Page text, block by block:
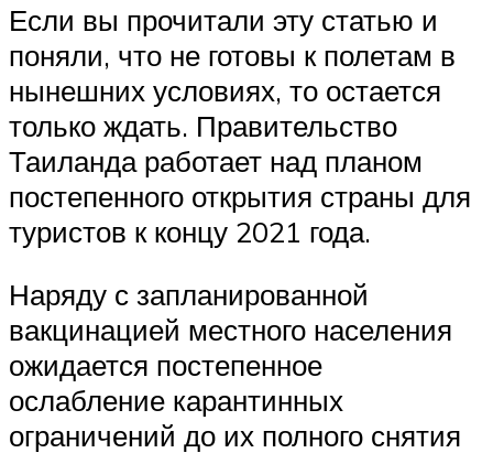
Если вы прочитали эту статью и
поняли, что не готовы к полетам в
нынешних условиях, то остается
только ждать. Правительство
Таиланда работает над планом
постепенного открытия страны для
туристов к концу 2021 года.
Наряду с запланированной
вакцинацией местного населения
ожидается постепенное
ослабление карантинных
ограничений до их полного снятия